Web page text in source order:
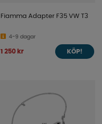
Fiamma Adapter F35 VW T3
4-9 dagar
1 250 kr KÖP!